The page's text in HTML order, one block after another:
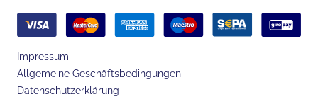
Impressum
Allgemeine Geschäftsbedingungen
Datenschutzerklärung